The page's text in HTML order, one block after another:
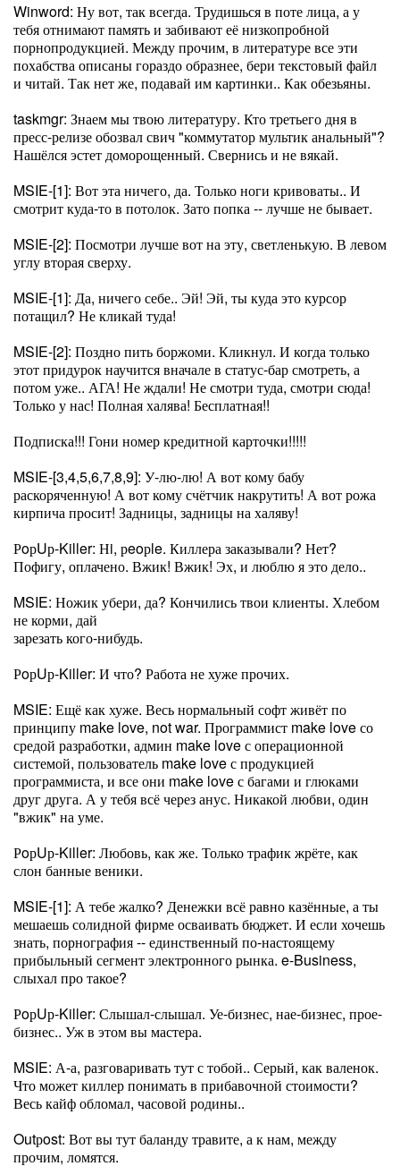
Winword: Ну вот, так всегда. Трудишься в поте лица, а у
тебя отнимают память и забивают её низкопробной
порнопродукцией. Между прочим, в литературе все эти
похабства описаны гораздо образнее, бери текстовый файл
и читай. Так нет же, подавай им картинки.. Как обезьяны.
taskmgr: Знаем мы твою литературу. Кто третьего дня в
пресс-релизе обозвал свич "коммутатор мультик анальный"?
Нашёлся эстет доморощенный. Свернись и не вякай.
MSIE-[1]: Вот эта ничего, да. Только ноги кривоваты.. И
смотрит куда-то в потолок. Зато попка -- лучше не бывает.
MSIE-[2]: Посмотри лучше вот на эту, светленькую. В левом
углу вторая сверху.
MSIE-[1]: Да, ничего себе.. Эй! Эй, ты куда это курсор
потащил? Не кликай туда!
MSIE-[2]: Поздно пить боржоми. Кликнул. И когда только
этот придурок научится вначале в статус-бар смотреть, а
потом уже.. АГА! Не ждали! Не смотри туда, смотри сюда!
Только у нас! Полная халява! Бесплатная!!
Подписка!!! Гони номер кредитной карточки!!!!!
MSIE-[3,4,5,6,7,8,9]: У-лю-лю! А вот кому бабу
раскоряченную! А вот кому счётчик накрутить! А вот рожа
кирпича просит! Задницы, задницы на халяву!
РoрUр-Killer: Нi, рeoрle. Киллера заказывали? Нет?
Пофигу, оплачено. Вжик! Вжик! Эх, и люблю я это дело..
MSIE: Ножик убери, да? Кончились твои клиенты. Хлебом
не корми, дай
зарезать кого-нибудь.
РoрUр-Killer: И что? Работа не хуже прочих.
MSIE: Ещё как хуже. Весь нормальный софт живёт по
принципу make love, not war. Программист make love со
средой разработки, админ make love с операционной
системой, пользователь make love с продукцией
программиста, и все они make love с багами и глюками
друг друга. А у тебя всё через анус. Никакой любви, один
"вжик" на уме.
РoрUр-Killer: Любовь, как же. Только трафик жрёте, как
слон банные веники.
MSIE-[1]: А тебе жалко? Денежки всё равно казённые, а ты
мешаешь солидной фирме осваивать бюджет. И если хочешь
знать, порнография -- единственный по-настоящему
прибыльный сегмент электронного рынка. e-Business,
слыхал про такое?
РoрUр-Killer: Слышал-слышал. Уе-бизнес, нае-бизнес, прое-
бизнес.. Уж в этом вы мастера.
MSIE: А-а, разговаривать тут с тобой.. Серый, как валенок.
Что может киллер понимать в прибавочной стоимости?
Весь кайф обломал, часовой родины..
Outрost: Вот вы тут баланду травите, а к нам, между
прочим, ломятся.